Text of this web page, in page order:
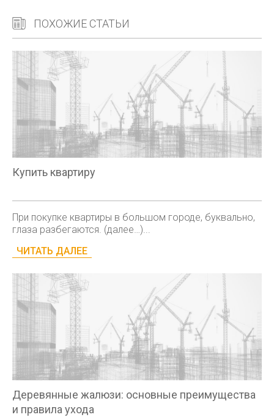
ПОХОЖИЕ СТАТЬИ
Купить квартиру
При покупке квартиры в большом городе, буквально,
глаза разбегаются. (далее…)...
ЧИТАТЬ ДАЛЕЕ
Деревянные жалюзи: основные преимущества
и правила ухода